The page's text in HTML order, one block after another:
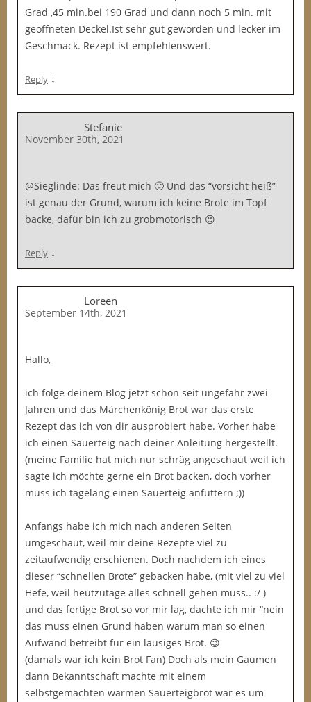
Grad ,45 min.bei 190 Grad und dann noch 5 min. mit
geöffneten Deckel.Ist sehr gut geworden und lecker im
Geschmack. Rezept ist empfehlenswert.
Reply ↓
Stefanie
November 30th, 2021
@Sieglinde: Das freut mich 🙂 Und das “vorsicht heiß”
ist genau der Grund, warum ich keine Brote im Topf
backe, dafür bin ich zu grobmotorisch 😉
Reply ↓
Loreen
September 14th, 2021
Hallo,
ich folge deinem Blog jetzt schon seit ungefähr zwei
Jahren und das Märchenkönig Brot war das erste
Rezept das ich von dir ausprobiert habe. Vorher habe
ich einen Sauerteig nach deiner Anleitung hergestellt.
(meine Familie hat mich nur schräg angeschaut weil ich
sagte ich möchte gerne ein Brot backen, doch vorher
muss ich tagelang einen Sauerteig anfüttern ;))
Anfangs habe ich mich nach anderen Seiten
umgeschaut, weil mir deine Rezepte viel zu
zeitaufwendig erschienen. Doch nachdem ich eines
dieser “schnellen Brote” gebacken habe, (mit viel zu viel
Hefe, weil heutzutage alles schnell gehen muss.. :/ )
und das fertige Brot so vor mir lag, dachte ich mir “nein
das muss einen Grund haben warum man so einen
Aufwand betreibt für ein lausiges Brot. 😉
(damals war ich kein Brot Fan) Doch als mein Gaumen
dann Bekanntschaft machte mit einem
selbstgemachten warmen Sauerteigbrot war es um